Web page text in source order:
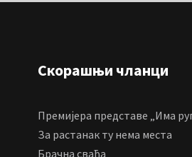
Скорашњи чланци
Премијера представе „Има
За растанак ту нема места
Брачна свађа